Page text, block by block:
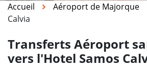
Accueil Aéroport de Majorque
Calvia
Transferts Aéroport
vers l'Hotel Samos